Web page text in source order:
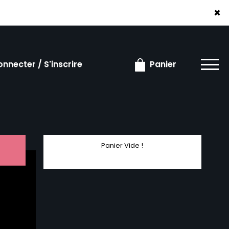
×
/ S'inscrire Panier
×
Panier Vide !